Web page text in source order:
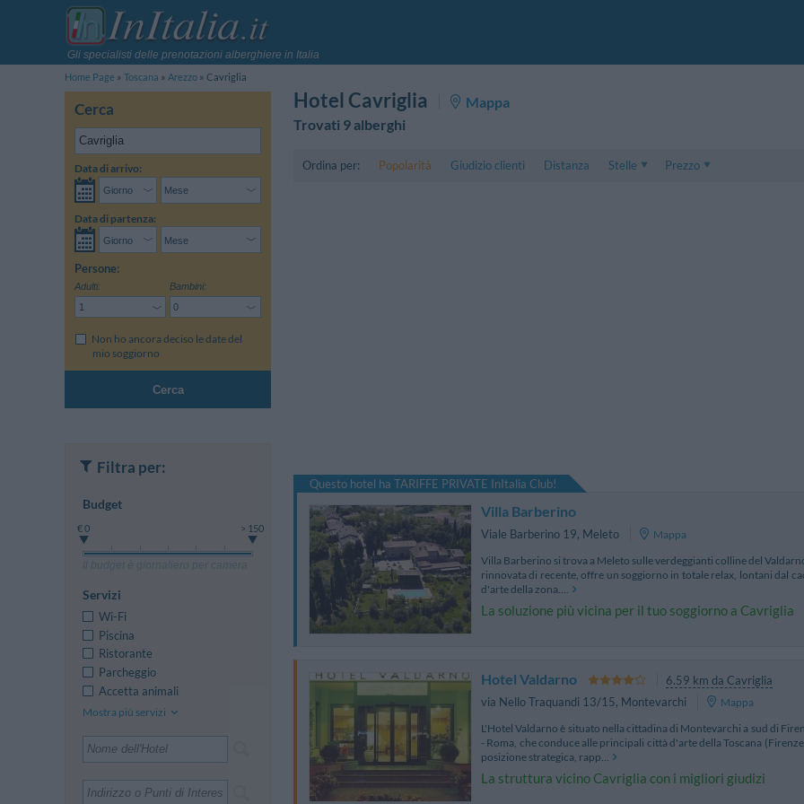
Gli specialisti delle prenotazioni alberghiere in Italia
Home Page
Toscana Arezzo Cavriglia
Cerca
Data di arrivo:
Data di partenza:
Persone:
Adulti: Bambini:
Non ho ancora deciso le date del
mio soggiorno
Cerca
Hotel Cavriglia
Mappa
Trovati 9 alberghi
Ordina per: Popolarità Giudizio clienti Distanza
Stelle
Prezzo
Questo hotel ha TARIFFE PRIVATE InItalia Club!
Villa Barberino
Viale Barberino 19, Meleto
Mappa
Villa Barberino si trova a Meleto sulle verdeggianti colline del
rinnovata di recente, offre un soggiorno in totale relax, lontani dal
d'arte della zona....
La soluzione più vicina per il tuo soggiorno a Cavriglia
Hotel Valdarno
6.59 km da Cavriglia
via Nello Traquandi 13/15, Montevarchi
Mappa
L'Hotel Valdarno è situato nella cittadina di Montevarchi a sud di
- Roma, che conduce alle principali città d'arte della Toscana
posizione strategica, rapp...
La struttura vicino Cavriglia con i migliori giudizi
Filtra per:
Budget
€ 0 > 150
Il budget è giornaliero per camera
Servizi
Wi-Fi
Piscina
Ristorante
Parcheggio
Accetta animali
Mostra più servizi